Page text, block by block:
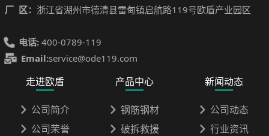
厂 区： 浙江省湖州市德清县雷甸镇启航路119号欧盾产业园区
电话: 400-0789-119
Email:service@ode119.com
走进欧盾
公司简介
公司荣誉
产品中心
钢筋钢材
破拆救援
新闻动态
公司动态
行业资讯